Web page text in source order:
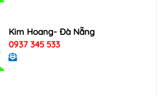
Kim Hoang- Đà Nẵng
0937 345 533